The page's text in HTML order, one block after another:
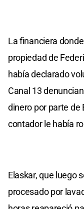
La financiera
propiedad de
había declarado
Canal 13
dinero por parte de
contador le había
Elaskar, que luego
procesado por